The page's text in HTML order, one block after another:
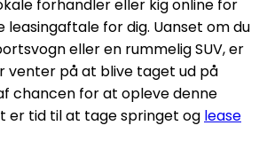
forhandler eller kig online for
leasingaftale for dig. Uanset om du
eller en rummelig SUV, er
venter på at blive taget ud på
chancen for at opleve denne
er tid til at tage springet og lease